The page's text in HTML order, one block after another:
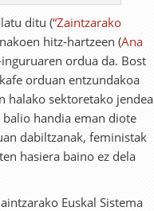
ditu (“Zaintzarako
hitz-hartzeen (Ana
ordua da. Bost
orduan entzundakoa
halako sektoretako jendea
balio handia eman diote
dabiltzanak, feministak
hasiera baino ez dela
Euskal Sistema